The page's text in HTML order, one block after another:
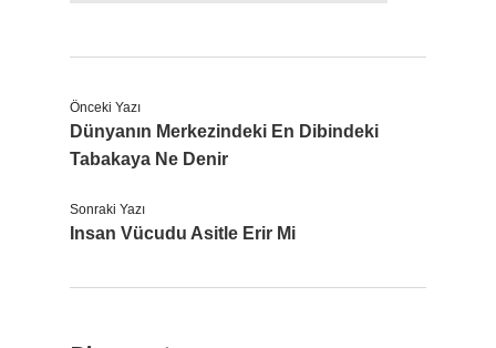
Önceki Yazı
Dünyanın Merkezindeki En Dibindeki
Tabakaya Ne Denir
Sonraki Yazı
Insan Vücudu Asitle Erir Mi